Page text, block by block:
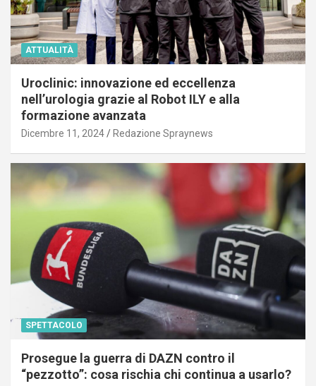
ATTUALITÀ
Uroclinic: innovazione ed eccellenza
nell’urologia grazie al Robot ILY e alla
formazione avanzata
Dicembre 11, 2024 Redazione Spraynews
SPETTACOLO
Prosegue la guerra di DAZN contro il
“pezzotto”: cosa rischia chi continua a usarlo?